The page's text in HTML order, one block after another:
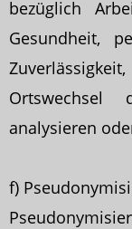
bezüglich
Gesundheit,
Ortswechsel
analysieren
f)